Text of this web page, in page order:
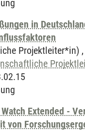
in
Projektleiter*in) ,
Watch Extended -
von